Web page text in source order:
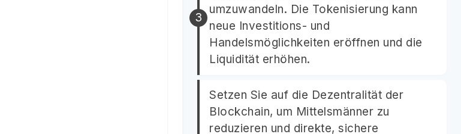
umzuwandeln. Die Tokenisierung kann
neue Investitions- und
Handelsmöglichkeiten eröffnen und die
Liquidität erhöhen.
Setzen Sie auf die Dezentralität der
Blockchain, um Mittelsmänner zu
reduzieren und direkte, sichere